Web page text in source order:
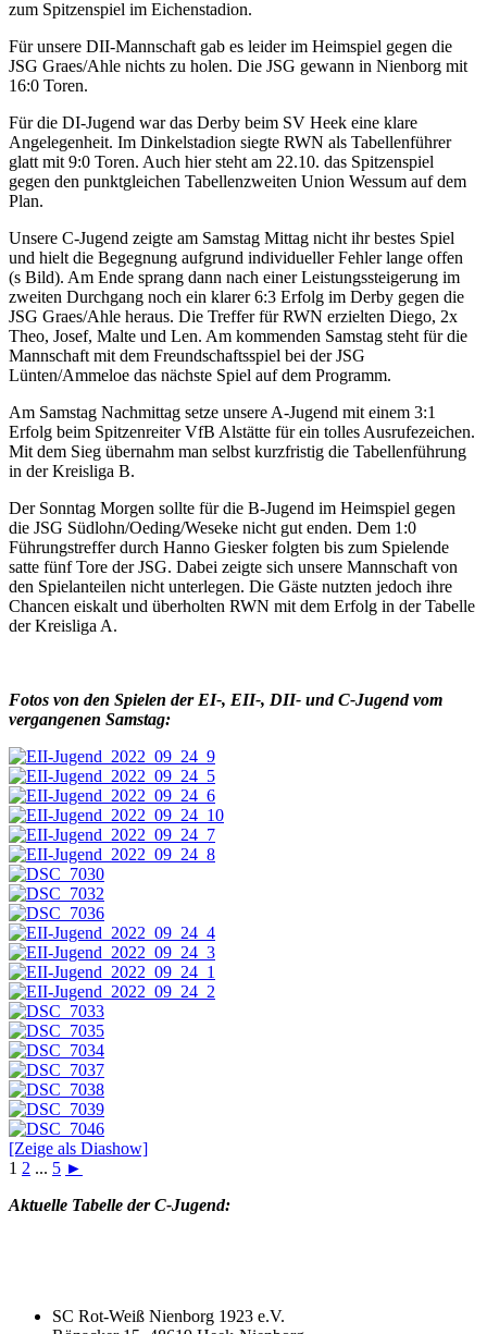
zum Spitzenspiel im Eichenstadion.
Für unsere DII-Mannschaft gab es leider im Heimspiel gegen die
JSG Graes/Ahle nichts zu holen. Die JSG gewann in Nienborg mit
16:0 Toren.
Für die DI-Jugend war das Derby beim SV Heek eine klare
Angelegenheit. Im Dinkelstadion siegte RWN als Tabellenführer
glatt mit 9:0 Toren. Auch hier steht am 22.10. das Spitzenspiel
gegen den punktgleichen Tabellenzweiten Union Wessum auf dem
Plan.
Unsere C-Jugend zeigte am Samstag Mittag nicht ihr bestes Spiel
und hielt die Begegnung aufgrund individueller Fehler lange offen
(s Bild). Am Ende sprang dann nach einer Leistungssteigerung im
zweiten Durchgang noch ein klarer 6:3 Erfolg im Derby gegen die
JSG Graes/Ahle heraus. Die Treffer für RWN erzielten Diego, 2x
Theo, Josef, Malte und Len. Am kommenden Samstag steht für die
Mannschaft mit dem Freundschaftsspiel bei der JSG
Lünten/Ammeloe das nächste Spiel auf dem Programm.
Am Samstag Nachmittag setze unsere A-Jugend mit einem 3:1
Erfolg beim Spitzenreiter VfB Alstätte für ein tolles Ausrufezeichen.
Mit dem Sieg übernahm man selbst kurzfristig die Tabellenführung
in der Kreisliga B.
Der Sonntag Morgen sollte für die B-Jugend im Heimspiel gegen
die JSG Südlohn/Oeding/Weseke nicht gut enden. Dem 1:0
Führungstreffer durch Hanno Giesker folgten bis zum Spielende
satte fünf Tore der JSG. Dabei zeigte sich unsere Mannschaft von
den Spielanteilen nicht unterlegen. Die Gäste nutzten jedoch ihre
Chancen eiskalt und überholten RWN mit dem Erfolg in der Tabelle
der Kreisliga A.
Fotos von den Spielen der EI-, EII-, DII- und C-Jugend vom
vergangenen Samstag:
[Zeige als Diashow]
1 2 ... 5 ►
Aktuelle Tabelle der C-Jugend:
SC Rot-Weiß Nienborg 1923 e.V.